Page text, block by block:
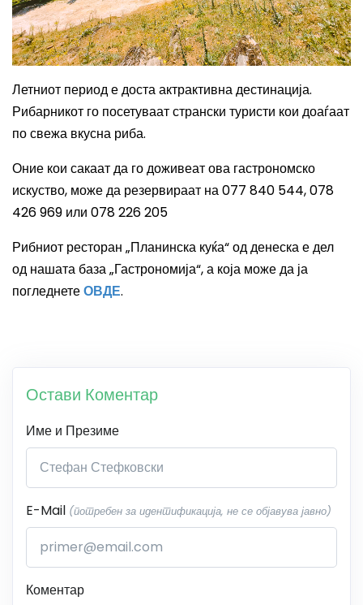
Летниот период е доста актрактивна дестинација.
Рибарникот го посетуваат странски туристи кои доаѓаат
по свежа вкусна риба.
Оние кои сакаат да го доживеат ова гастрономско
искуство, може да резервираат на077 840 544,078
426 969 или 078 226 205
Рибниот ресторан „Планинска куќа“ од денеска е дел
од нашата база „Гастрономија“, а која може да ја
погледнетеОВДЕ.
Остави Коментар
Име и Презиме
E-Mail (потребен за идентификација, не се објавува јавно)
Коментар